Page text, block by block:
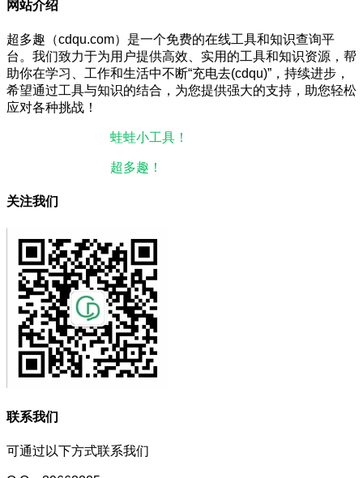
网站介绍
超多趣（cdqu.com）是一个免费的在线工具和知识查询平
台。我们致力于为用户提供高效、实用的工具和知识资源，帮
助你在学习、工作和生活中不断“充电去(cdqu)”，持续进步，
希望通过工具与知识的结合，为您提供强大的支持，助您轻松
应对各种挑战！
蛙蛙小工具！
超多趣！
关注我们
联系我们
可通过以下方式联系我们